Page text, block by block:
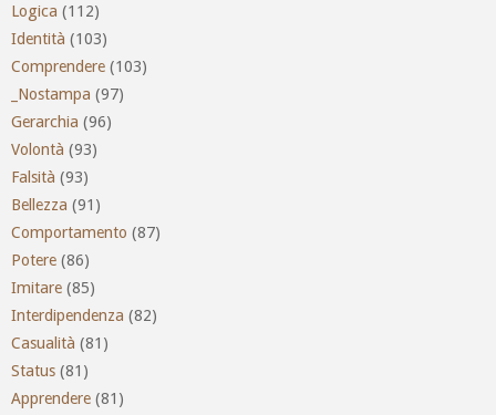
Logica (112)
Identità (103)
Comprendere (103)
_Nostampa (97)
Gerarchia (96)
Volontà (93)
Falsità (93)
Bellezza (91)
Comportamento (87)
Potere (86)
Imitare (85)
Interdipendenza (82)
Casualità (81)
Status (81)
Apprendere (81)